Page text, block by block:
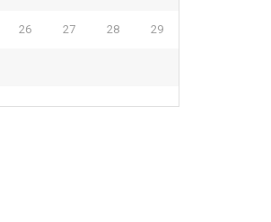
26 27 28 29